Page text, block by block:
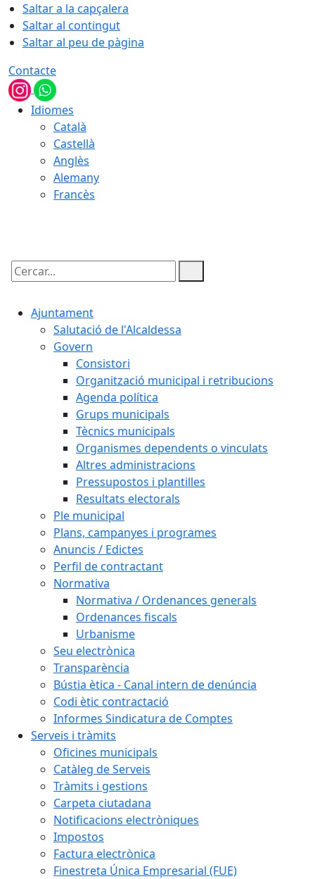
Saltar a la capçalera
Saltar al contingut
Saltar al peu de pàgina
Contacte
Idiomes
Català
Castellà
Anglès
Alemany
Francès
Cercar:
Ajuntament
Salutació de l'Alcaldessa
Govern
Consistori
Organització municipal i retribucions
Agenda política
Grups municipals
Tècnics municipals
Organismes dependents o vinculats
Altres administracions
Pressupostos i plantilles
Resultats electorals
Ple municipal
Plans, campanyes i programes
Anuncis / Edictes
Perfil de contractant
Normativa
Normativa / Ordenances generals
Ordenances fiscals
Urbanisme
Seu electrònica
Transparència
Bústia ètica - Canal intern de denúncia
Codi ètic contractació
Informes Sindicatura de Comptes
Serveis i tràmits
Oficines municipals
Catàleg de Serveis
Tràmits i gestions
Carpeta ciutadana
Notificacions electròniques
Impostos
Factura electrònica
Finestreta Única Empresarial (FUE)